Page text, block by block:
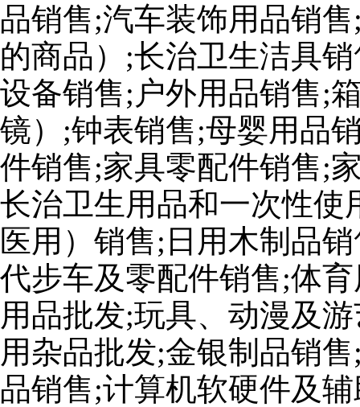
品销售;汽车装饰用品销
的商品）;长治卫生洁具
设备销售;户外用品销售;
镜）;钟表销售;母婴用品
件销售;家具零配件销售;
长治卫生用品和一次性使
医用）销售;日用木制品
代步车及零配件销售;体
用品批发;玩具、动漫及
用杂品批发;金银制品销
品销售;计算机软硬件及